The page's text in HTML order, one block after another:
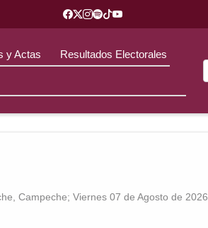
y Actas Resultados Electorales
Campeche; Viernes 07 de Agosto de 2026